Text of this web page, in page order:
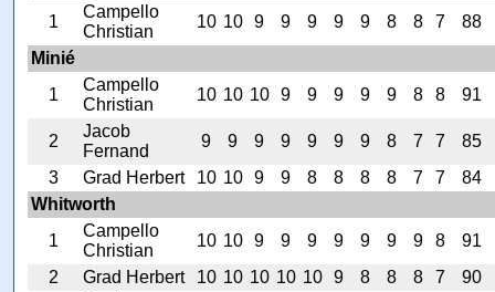
1
Campello
Christian
10 10 9 9 9 9 9 8 8 7
88
Minié
1
Campello
Christian
10 10 10 9 9 9 9 9 8 8 91
2
Jacob
Fernand
9 9 9 9 9 9 9 8 7 7
85
3
Grad Herbert 10 10 9 9 8 8 8 8 7 7
84
Whitworth
1
Campello
Christian
10 10 9 9 9 9 9 9 9 8
91
2
Grad Herbert 10 10 10 10 10 9 8 8 8 7
90